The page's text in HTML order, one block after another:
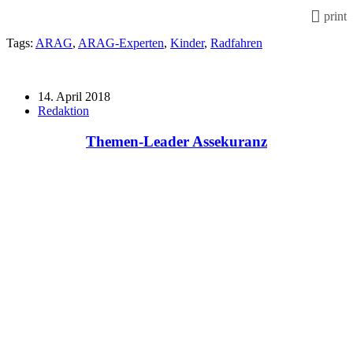
print
Tags: ARAG, ARAG-Experten, Kinder, Radfahren
14. April 2018
Redaktion
Themen-Leader Assekuranz